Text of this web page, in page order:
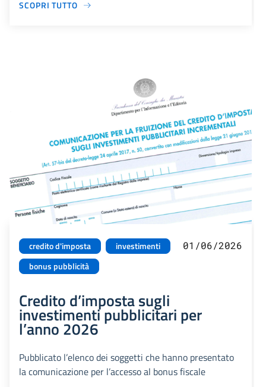
SCOPRI TUTTO
credito d'imposta
investimenti
bonus pubblicità
01/06/2026
Credito d’imposta sugli
investimenti pubblicitari per
l’anno 2026
Pubblicato l’elenco dei soggetti che hanno presentato
la comunicazione per l’accesso al bonus fiscale